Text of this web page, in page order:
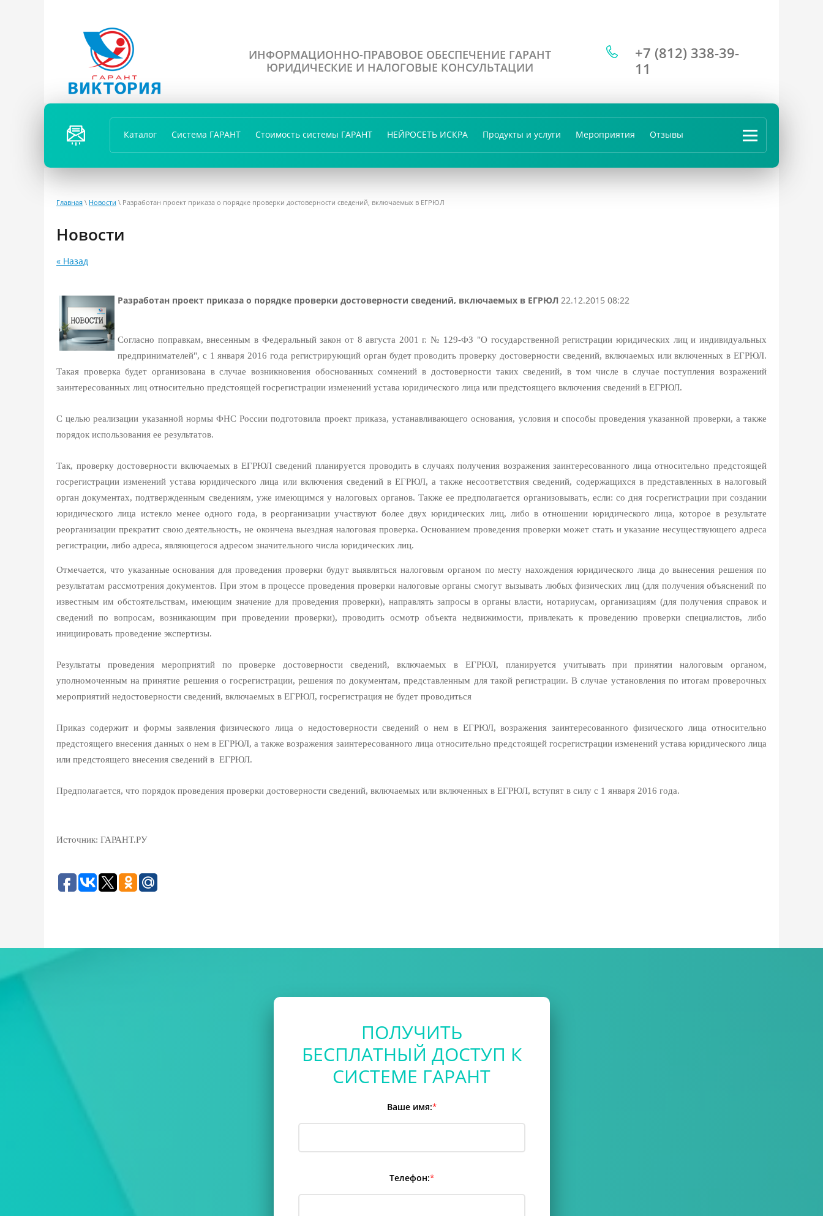
ИНФОРМАЦИОННО-ПРАВОВОЕ ОБЕСПЕЧЕНИЕ ГАРАНТ
ЮРИДИЧЕСКИЕ И НАЛОГОВЫЕ КОНСУЛЬТАЦИИ
+7 (812) 338-39-
11
ПЕРЕЗ
ВОНИ
ТЬ
Каталог Система ГАРАНТ Стоимость системы ГАРАНТ НЕЙРОСЕТЬ ИСКРА Продукты и услуги Мероприятия Отзывы ...
Главная \ Новости \ Разработан проект приказа о порядке проверки достоверности сведений, включаемых в ЕГРЮЛ
Новости
« Назад
Разработан проект приказа о порядке проверки достоверности сведений, включаемых в ЕГРЮЛ 22.12.2015 08:22
Согласно поправкам, внесенным в Федеральный закон от 8 августа 2001 г. № 129-ФЗ "О государственной регистрации юридических лиц и индивидуальных
предпринимателей", с 1 января 2016 года регистрирующий орган будет проводить проверку достоверности сведений, включаемых или включенных в ЕГРЮЛ.
Такая проверка будет организована в случае возникновения обоснованных сомнений в достоверности таких сведений, в том числе в случае поступления возражений
заинтересованных лиц относительно предстоящей госрегистрации изменений устава юридического лица или предстоящего включения сведений в ЕГРЮЛ.
С целью реализации указанной нормы ФНС России подготовила проект приказа, устанавливающего основания, условия и способы проведения указанной проверки, а также
порядок использования ее результатов.
Так, проверку достоверности включаемых в ЕГРЮЛ сведений планируется проводить в случаях получения возражения заинтересованного лица относительно предстоящей
госрегистрации изменений устава юридического лица или включения сведений в ЕГРЮЛ, а также несоответствия сведений, содержащихся в представленных в налоговый
орган документах, подтвержденным сведениям, уже имеющимся у налоговых органов. Также ее предполагается организовывать, если: со дня госрегистрации при создании
юридического лица истекло менее одного года, в реорганизации участвуют более двух юридических лиц, либо в отношении юридического лица, которое в результате
реорганизации прекратит свою деятельность, не окончена выездная налоговая проверка. Основанием проведения проверки может стать и указание несуществующего адреса
регистрации, либо адреса, являющегося адресом значительного числа юридических лиц.
Отмечается, что указанные основания для проведения проверки будут выявляться налоговым органом по месту нахождения юридического лица до вынесения решения по
результатам рассмотрения документов. При этом в процессе проведения проверки налоговые органы смогут вызывать любых физических лиц (для получения объяснений по
известным им обстоятельствам, имеющим значение для проведения проверки), направлять запросы в органы власти, нотариусам, организациям (для получения справок и
сведений по вопросам, возникающим при проведении проверки), проводить осмотр объекта недвижимости, привлекать к проведению проверки специалистов, либо
инициировать проведение экспертизы.
Результаты проведения мероприятий по проверке достоверности сведений, включаемых в ЕГРЮЛ, планируется учитывать при принятии налоговым органом,
уполномоченным на принятие решения о госрегистрации, решения по документам, представленным для такой регистрации. В случае установления по итогам проверочных
мероприятий недостоверности сведений, включаемых в ЕГРЮЛ, госрегистрация не будет проводиться
Приказ содержит и формы заявления физического лица о недостоверности сведений о нем в ЕГРЮЛ, возражения заинтересованного физического лица относительно
предстоящего внесения данных о нем в ЕГРЮЛ, а также возражения заинтересованного лица относительно предстоящей госрегистрации изменений устава юридического лица
или предстоящего внесения сведений в ЕГРЮЛ.
Предполагается, что порядок проведения проверки достоверности сведений, включаемых или включенных в ЕГРЮЛ, вступят в силу с 1 января 2016 года.
Источник: ГАРАНТ.РУ
ПОЛУЧИТЬ
БЕСПЛАТНЫЙ ДОСТУП К
СИСТЕМЕ ГАРАНТ
Ваше имя:*
Телефон:*